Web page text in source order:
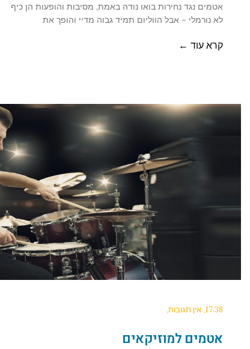
אטמים נגד נחירות בואו נודה באמת, מסיבות והופעות הן כיף
לא נורמלי – אבל הווליום תמיד גבוה מדיי והופך את
קרא עוד ←
17:38 אין תגובות
אטמים למוזיקאים